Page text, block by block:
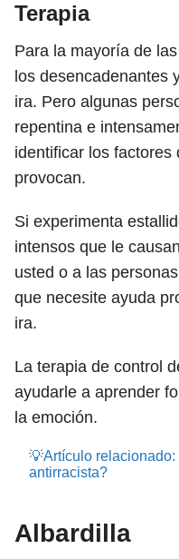
Terapia
Para la mayoría de
los desencadenantes
ira. Pero algunas
repentina e
identificar los factores
provocan.
Si experimenta
intensos que le
usted o a las
que necesite ayuda
ira.
La terapia de control
ayudarle a aprender
la emoción.
💡Artículo relacionado:
antirracista?
Albardilla